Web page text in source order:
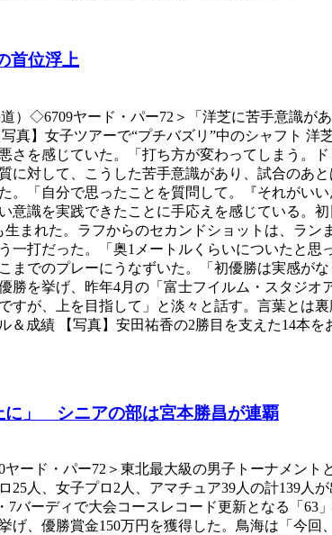
首位浮上
◇6709ヤード・パー72＞「洋芝に苦手意識が
】女子ツアーで“プチバズリ”中のシャフト 洋
を感じていた。「打ち方が変わってしまう。
対して、こうした苦手意識があり、試合のあ
「自分で思ったことを質問して。『それがい
識を実践できたことに手応えを感じている。
まれた。ラフからのセカンドショットは、ラ
打だった。「奥1メートルくらいについたと思
でのプレーにうなずいた。「初優勝は実感が
を挙げ、昨年4月の「富士フイルム・スタジオ
が、上を目指して」と淡々と話す。言葉とは
成績 【写真】安田祐香の2勝目を支えた14本
に」 シニアの部は宮本勝昌が連覇
ド・パー72＞東北最大級の男子トーナメント
25人、女子プロ2人、アマチュア39人の計139
バーディで大会コースレコード更新となる「63
、優勝賞金150万円を獲得した。鳥海は「今回